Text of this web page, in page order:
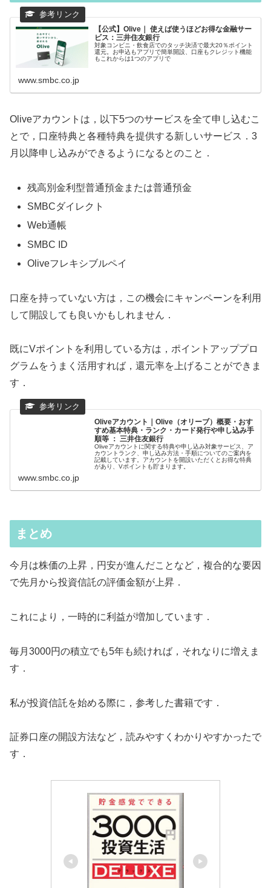
【公式】Olive｜ 使えば使うほどお得な金融サー
ビス：三井住友銀行
対象コンビニ・飲食店でのタッチ決済で最大20％ポイント
還元。お申込もアプリで簡単開設、口座もクレジット機能
もこれからは1つのアプリで
www.smbc.co.jp
Oliveアカウントは，以下5つのサービスを全て申し込むこ
とで，口座特典と各種特典を提供する新しいサービス．3
月以降申し込みができるようになるとのこと．
残高別金利型普通預金または普通預金
SMBCダイレクト
Web通帳
SMBC ID
Oliveフレキシブルペイ
口座を持っていない方は，この機会にキャンペーンを利用
して開設しても良いかもしれません．
既にVポイントを利用している方は，ポイントアッププロ
グラムをうまく活用すれば，還元率を上げることができま
す．
Oliveアカウント｜Olive（オリーブ）概要・おす
すめ基本特典・ランク・カード発行や申し込み手
順等 ： 三井住友銀行
Oliveアカウントに関する特典や申し込み対象サービス、ア
カウントランク、申し込み方法・手順についてのご案内を
記載しています。アカウントを開設いただくとお得な特典
があり、Vポイントも貯まります。
www.smbc.co.jp
まとめ
今月は株価の上昇，円安が進んだことなど，複合的な要因
で先月から投資信託の評価金額が上昇．
これにより，一時的に利益が増加しています．
毎月3000円の積立でも5年も続ければ，それなりに増えま
す．
私が投資信託を始める際に，参考した書籍です．
証券口座の開設方法など，読みやすくわかりやすかったで
す．